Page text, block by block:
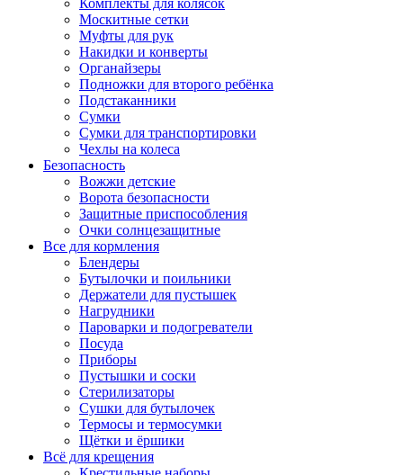
Комплекты для колясок
Москитные сетки
Муфты для рук
Накидки и конверты
Органайзеры
Подножки для второго ребёнка
Подстаканники
Сумки
Сумки для транспортировки
Чехлы на колеса
Безопасность
Вожжи детские
Ворота безопасности
Защитные приспособления
Очки солнцезащитные
Все для кормления
Блендеры
Бутылочки и поильники
Держатели для пустышек
Нагрудники
Пароварки и подогреватели
Посуда
Приборы
Пустышки и соски
Стерилизаторы
Сушки для бутылочек
Термосы и термосумки
Щётки и ёршики
Всё для крещения